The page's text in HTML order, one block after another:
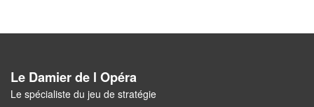
Jeu
Le Damier de l Opéra
Le spécialiste du jeu de stratégie